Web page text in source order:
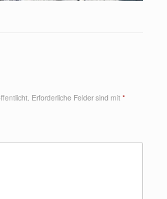
Erforderliche Felder sind mit *